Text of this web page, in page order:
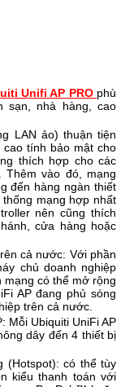
Unifi AP PRO phù
sạn, nhà hàng, cao
LAN ảo) thuận tiện
tính bảo mật cho
thích hợp cho các
Thêm vào đó, mạng
đến hàng ngàn thiết
mạng hợp nhất
nên cũng thích
cửa hàng hoặc
cả nước: Với phần
chủ doanh nghiệp
mạng có thể mở rộng
AP đang phủ sóng
trên cả nước.
Mỗi Ubiquiti UniFi AP
dây đến 4 thiết bị
(Hotspot): có thể tùy
kiểu thanh toán với